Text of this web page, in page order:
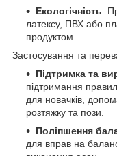
Екологічність:
латексу, ПВХ або
продуктом.
Застосування та
Підтримка та
підтримання
для новачків,
розтяжку та пози.
Поліпшення
для вправ на